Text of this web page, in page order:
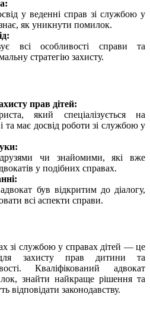
у веденні справ зі службою у
знає, як уникнути помилок.
всі особливості справи та
стратегію захисту.
прав дітей:
який спеціалізується на
та має досвід роботи зі службою у
чи знайомими, які вже
у подібних справах.
був відкритим до діалогу,
всі аспекти справи.
зі службою у справах дітей — це
захисту прав дитини та
Кваліфікований адвокат
знайти найкраще рішення та
відповідати законодавству.